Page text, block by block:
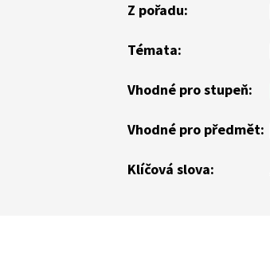
Z pořadu:
Témata:
Vhodné pro stupeň:
Vhodné pro předmět:
Klíčová slova: